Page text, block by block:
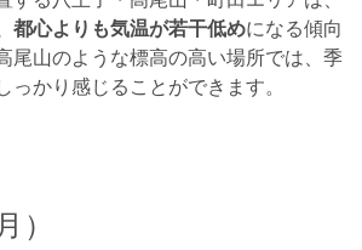
都心よりも気温が若干低めになる傾向
尾山のような標高の高い場所では、季
かり感じることができます。